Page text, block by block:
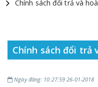
Chính sách đổi trả và
Chính sách đổi trả
Ngày đăng: 10:27:59 26-01-2018